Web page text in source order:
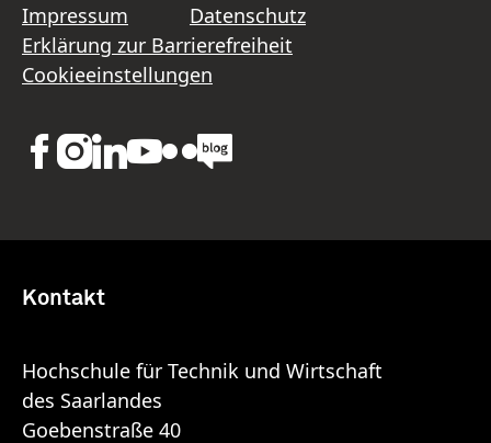
Impressum
Datenschutz
Erklärung zur Barrierefreiheit
Cookieeinstellungen
Kontakt
Hochschule für Technik und Wirtschaft
des Saarlandes
Goebenstraße 40